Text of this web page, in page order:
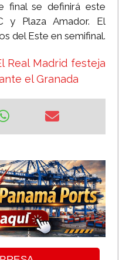
final se definirá este
y Plaza Amador. El
del Este en semifinal.
Real Madrid festeja
el Granada